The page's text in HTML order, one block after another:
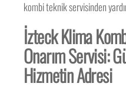
kombi teknik servisinden
İzteck Klima
Onarım Servisi:
Hizmetin Adresi